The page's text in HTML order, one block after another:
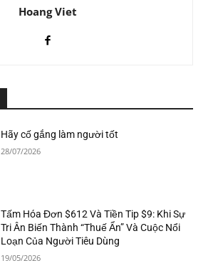
Hoang Viet
Hãy cố gắng làm người tốt
28/07/2026
Tấm Hóa Đơn $612 Và Tiền Tip $9: Khi Sự
Tri Ân Biến Thành “Thuế Ẩn” Và Cuộc Nổi
Loạn Của Người Tiêu Dùng
19/05/2026